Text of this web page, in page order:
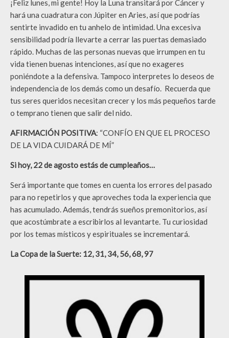
¡Feliz lunes, mi gente! Hoy la Luna transitará por Cáncer y
hará una cuadratura con Júpiter en Aries, así que podrías
sentirte invadido en tu anhelo de intimidad. Una excesiva
sensibilidad podría llevarte a cerrar las puertas demasiado
rápido. Muchas de las personas nuevas que irrumpen en tu
vida tienen buenas intenciones, así que no exageres
poniéndote a la defensiva. Tampoco interpretes lo deseos de
independencia de los demás como un desafío. Recuerda que
tus seres queridos necesitan crecer y los más pequeños tarde
o temprano tienen que salir del nido.
AFIRMACIÓN POSITIVA: “CONFÍO EN QUE EL PROCESO
DE LA VIDA CUIDARÁ DE MÍ”
Si hoy, 22 de agosto estás de cumpleaños…
Será importante que tomes en cuenta los errores del pasado
para no repetirlos y que aproveches toda la experiencia que
has acumulado. Además, tendrás sueños premonitorios, así
que acostúmbrate a escribirlos al levantarte. Tu curiosidad
por los temas místicos y espirituales se incrementará.
La Copa de la Suerte: 12, 31, 34, 56, 68, 97